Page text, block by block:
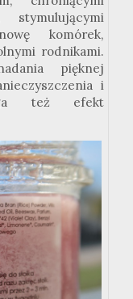
stymulującymi
komórek,
rodnikami.
pięknej
i
też efekt